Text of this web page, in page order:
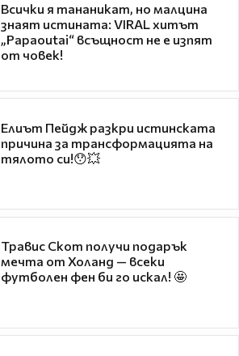
Всички я тананикат, но малцина
знаят истината: VIRAL хитът
„Papaoutai“ всъщност не е изпят
от човек!
Елиът Пейдж разкри истинската
причина за трансформацията на
тялото си!😯💥
Травис Скот получи подарък
мечта от Холанд — всеки
футболен фен би го искал! 🤩